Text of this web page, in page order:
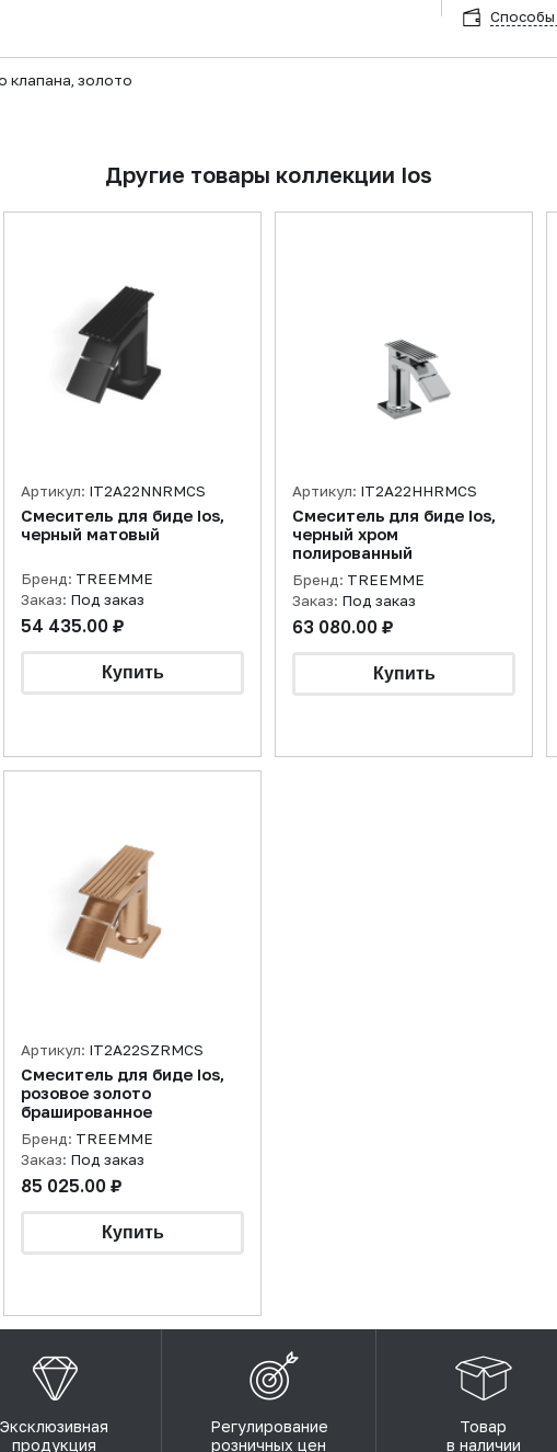
клапана, золото
Другие товары коллекции Ios
Артикул: IT2A22NNRMCS
Смеситель для биде Ios,
черный матовый
Бренд: TREEMME
Заказ: Под заказ
54 435.00 ₽
Артикул: IT2A22HHRMCS
Смеситель для биде Ios,
черный хром
полированный
Бренд: TREEMME
Заказ: Под заказ
63 080.00 ₽
Артикул: IT2A22SZRMCS
Смеситель для биде Ios,
розовое золото
брашированное
Бренд: TREEMME
Заказ: Под заказ
85 025.00 ₽
Эксклюзивная
продукция
Регулирование
розничных цен
Товар
в наличии